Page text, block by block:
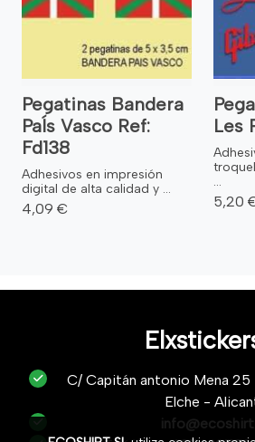
Pegatinas Bandera
PaÍs Vasco Ref:
Fd138
Adhesivos en impresión
digital de alta calidad y ...
4,09 €
Les
...
5,20
C/ Capitán antonio Mena 25
Elche -